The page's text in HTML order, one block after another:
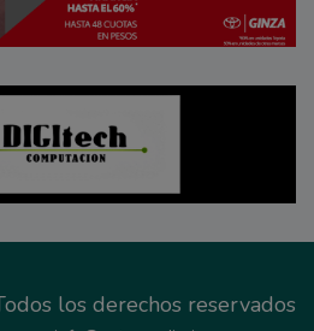
los derechos reservados